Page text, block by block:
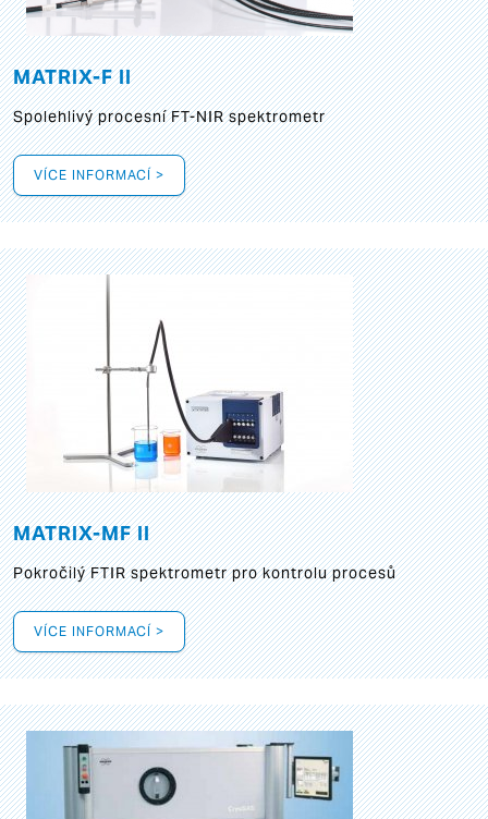
MATRIX-F II
Spolehlivý procesní FT-NIR spektrometr
VÍCE INFORMACÍ >
MATRIX-MF II
Pokročilý FTIR spektrometr pro kontrolu procesů
VÍCE INFORMACÍ >